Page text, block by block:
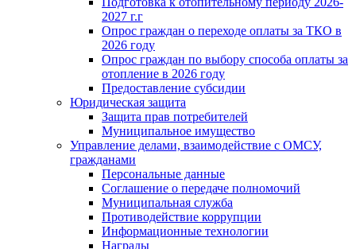
2027 г.г
Опрос граждан о переходе оплаты за ТКО в
2026 году
Опрос граждан по выбору способа оплаты за
отопление в 2026 году
Предоставление субсидии
Юридическая защита
Защита прав потребителей
Муниципальное имущество
Управление делами, взаимодействие с ОМСУ,
гражданами
Персональные данные
Соглашение о передаче полномочий
Муниципальная служба
Противодействие коррупции
Информационные технологии
Награды